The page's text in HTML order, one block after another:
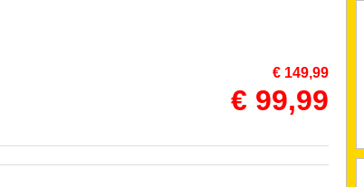
€ 149,99
€ 99,99